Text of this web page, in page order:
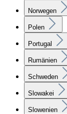
Norwegen
Polen
Portugal
Rumänien
Schweden
Slowakei
Slowenien